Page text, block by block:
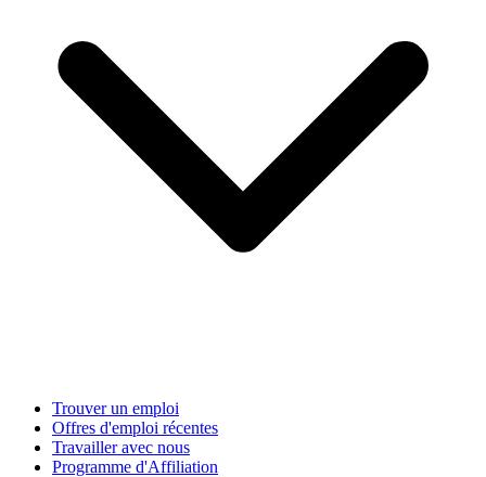
Trouver un emploi
Offres d'emploi récentes
Travailler avec nous
Programme d'Affiliation